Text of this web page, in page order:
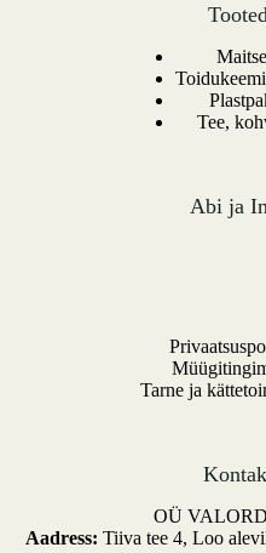
Tooted
Tee,
Abi ja
Tarne ja
OÜ
Aadress: Tiiva tee 4, Loo